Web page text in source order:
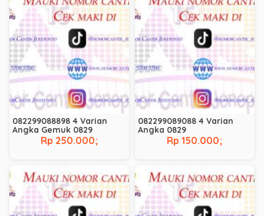
082299088898 4 Varian
Angka Gemuk 0829
Rp 250.000;
082299089088 4 Varian
Angka 0829
Rp 150.000;